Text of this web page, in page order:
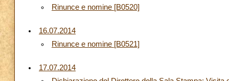
Rinunce e nomine [B0520]
16.07.2014
Rinunce e nomine [B0521]
17.07.2014